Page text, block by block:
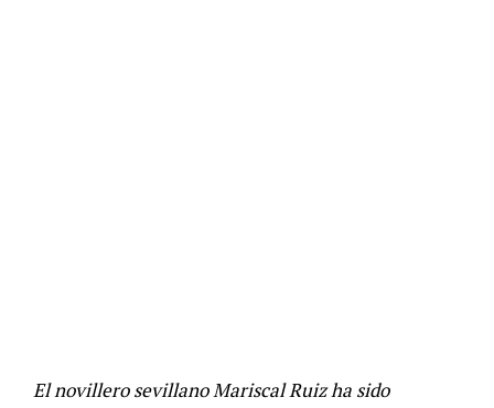
El novillero sevillano Mariscal Ruiz ha sido